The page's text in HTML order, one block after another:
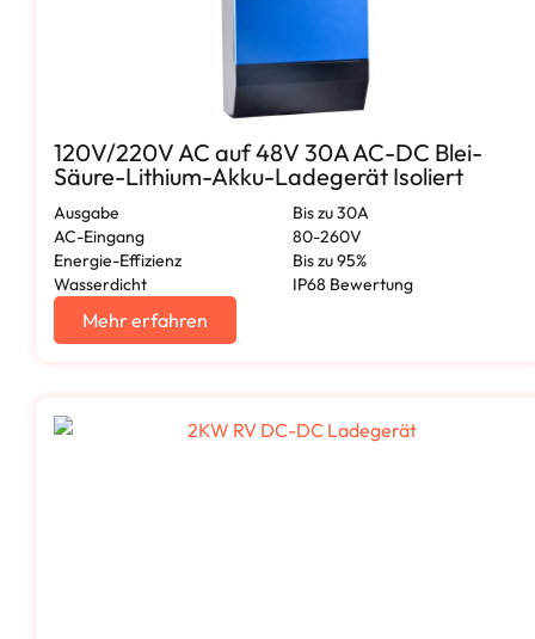
120V/220V AC auf 48V 30A AC-DC Blei-
Säure-Lithium-Akku-Ladegerät Isoliert
Ausgabe
Bis zu 30A
AC-Eingang
80-260V
Energie-Effizienz
Bis zu 95%
Wasserdicht
IP68 Bewertung
Mehr erfahren